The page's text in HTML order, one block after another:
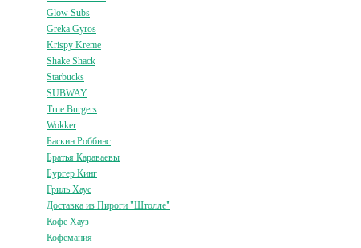
Glow Subs
Greka Gyros
Krispy Kreme
Shake Shack
Starbucks
SUBWAY
True Burgers
Wokker
Баскин Роббинс
Братья Караваевы
Бургер Кинг
Гриль Хаус
Доставка из Пироги "Штолле"
Кофе Хауз
Кофемания